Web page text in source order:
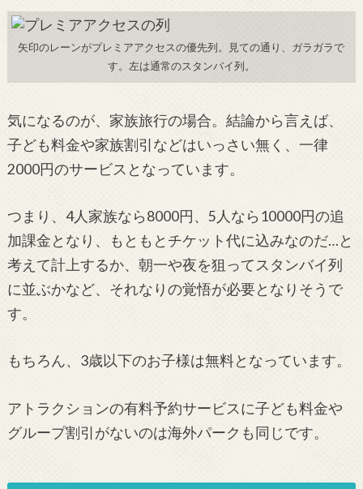
矢印のレーンがプレミアアクセスの優先列。見ての通り、ガラガラで
す。左は通常のスタンバイ列。
気になるのが、家族旅行の場合。結論から言えば、
子ども料金や家族割引などはいっさい無く、一律
2000円のサービスとなっています。
つまり、4人家族なら8000円、5人なら10000円の追
加課金となり、もともとチケット代に込みなのだ…と
考えて計上するか、朝一や夜を狙ってスタンバイ列
に並ぶかなど、それなりの覚悟が必要となりそうで
す。
もちろん、3歳以下のお子様は無料となっています。
アトラクションの有料予約サービスに子ども料金や
グループ割引がないのは海外パークも同じです。